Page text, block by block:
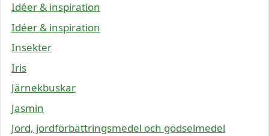
Idéer & inspiration
Idéer & inspiration
Insekter
Iris
Järnekbuskar
Jasmin
Jord, jordförbättringsmedel och gödselmedel